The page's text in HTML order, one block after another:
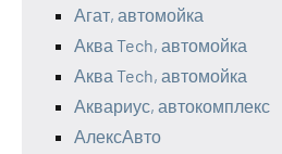
Агат, автомойка
Аква Tech, автомойка
Аква Tech, автомойка
Аквариус, автокомплекс
АлексАвто